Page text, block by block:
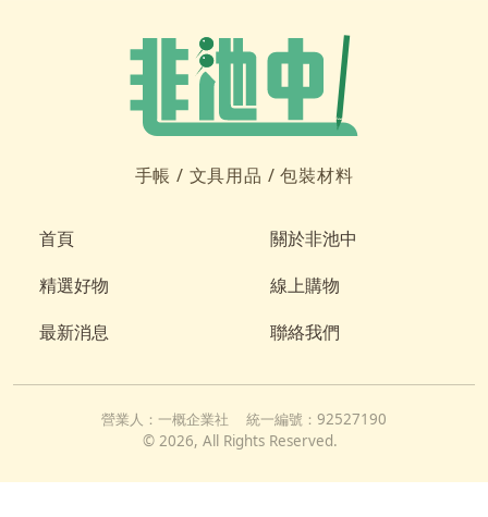
手帳 / 文具用品 /包裝材料
首頁
關於非池中
精選好物
線上購物
最新消息
聯絡我們
營業人： 一概企業社 統一編號： 92527190
© 2026, All Rights Reserved.